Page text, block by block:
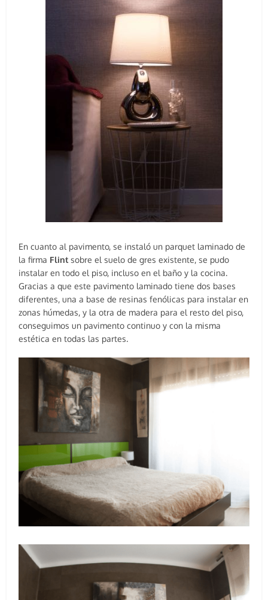
En cuanto al pavimento, se instaló un parquet laminado de
la firma Flint sobre el suelo de gres existente, se pudo
instalar en todo el piso, incluso en el baño y la cocina.
Gracias a que este pavimento laminado tiene dos bases
diferentes, una a base de resinas fenólicas para instalar en
zonas húmedas, y la otra de madera para el resto del piso,
conseguimos un pavimento continuo y con la misma
estética en todas las partes.